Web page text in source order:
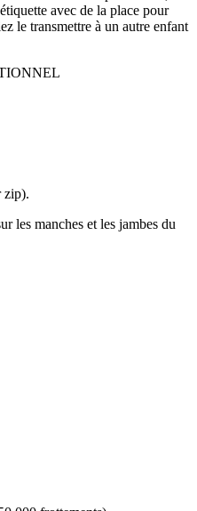
avec de la place pour
le transmettre à un autre enfant
zip).
les manches et les jambes du